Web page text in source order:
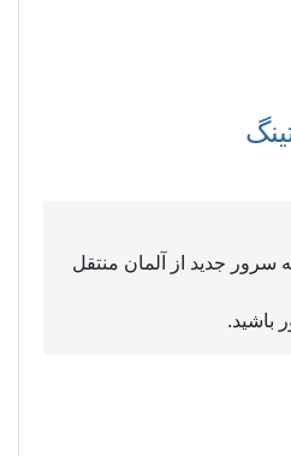
سرور جدید از آلمان منتقل
باشید.